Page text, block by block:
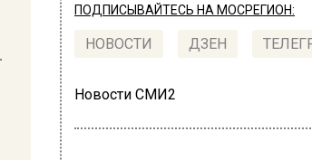
ПОДПИСЫВАЙТЕСЬ НА МОСРЕГИОН:
НОВОСТИ ДЗЕН
Новости СМИ2